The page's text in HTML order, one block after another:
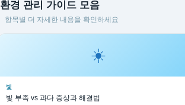
환경 관리 가이드 모음
항목별 더 자세한 내용을 확인하세요
☀️
빛
빛 부족 vs 과다 증상과 해결법